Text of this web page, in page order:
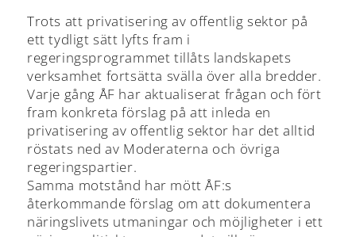
Trots att privatisering av offentlig sektor på
ett tydligt sätt lyfts fram i
regeringsprogrammet tillåts landskapets
verksamhet fortsätta svälla över alla bredder.
Varje gång ÅF har aktualiserat frågan och fört
fram konkreta förslag på att inleda en
privatisering av offentlig sektor har det alltid
röstats ned av Moderaterna och övriga
regeringspartier.
Samma motstånd har mött ÅF:s
återkommande förslag om att dokumentera
näringslivets utmaningar och möjligheter i ett